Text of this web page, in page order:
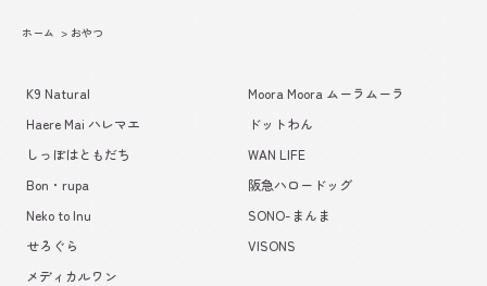
ホーム > おやつ
K9 Natural
Moora Moora ムーラムーラ
Haere Mai ハレマエ
ドットわん
しっぽはともだち
WAN LIFE
Bon・rupa
阪急ハロードッグ
Neko to Inu
SONO-まんま
せろぐら
VISONS
メディカルワン